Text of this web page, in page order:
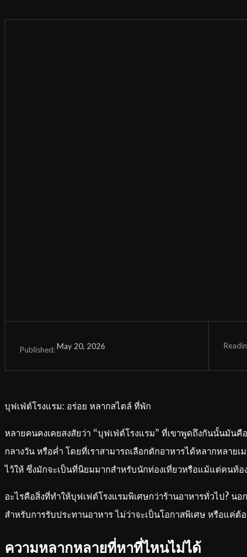
Published:May 20, 2026
บุฟเฟ่ต์โรงแรม: อร่อย หลากสไตล์ ที่พัก
หลายคนคงเคยสงสัยว่า “บุฟเฟ่ต์โรงแรม” ที่เขาพูดถึงกันนั้นมันคื
กลางวัน หรือค่ำ โดยที่เราสามารถเลือกตักอาหารได้หลากหลาย
ไว้ให้ ซึ่งมักจะเป็นที่นิยมมากสำหรับนักท่องเที่ยวหรือแม้แต่คนท้
อะไรคือสิ่งที่ทำให้บุฟเฟต์โรงแรมพิเศษกว่าร้านอาหารทั่วไป? น
สำหรับการรับประทานอาหาร ไม่ว่าจะเป็นโอกาสพิเศษ หรือแค่ต้
ความหลากหลายที่หาที่ไหนไม่ได้